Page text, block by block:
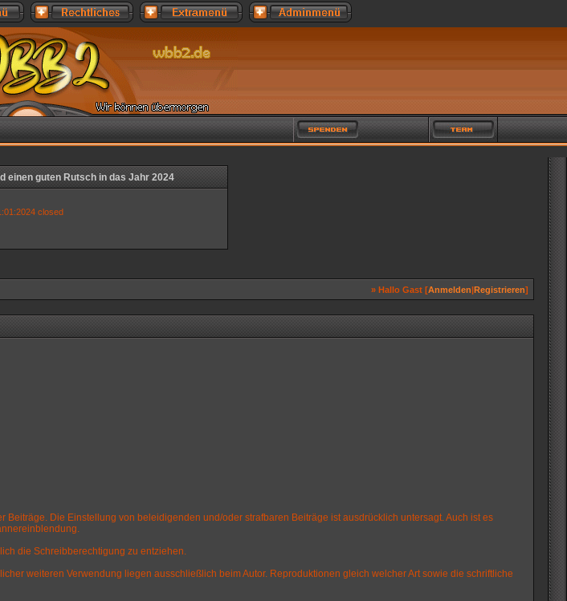
einen guten Rutsch in das Jahr 2024
closed
» Hallo Gast [Anmelden|Registrieren]
Die Einstellung von beleidigenden und/oder strafbaren Beiträge ist ausdrücklich untersagt. Auch ist es
die Schreibberechtigung zu entziehen.
weiteren Verwendung liegen ausschließlich beim Autor. Reproduktionen gleich welcher Art sowie die schriftliche